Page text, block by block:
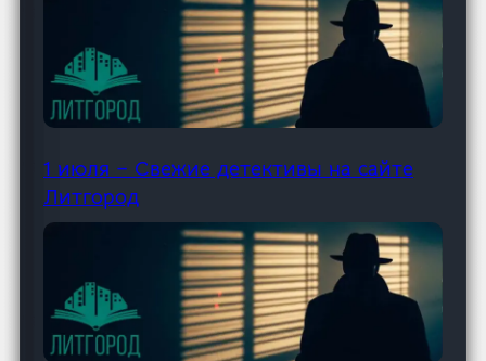
1 июля – Свежие детективы на сайте
Литгород